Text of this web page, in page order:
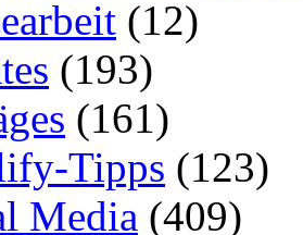
(12)
(193)
(161)
Tipps (123)
Media (409)